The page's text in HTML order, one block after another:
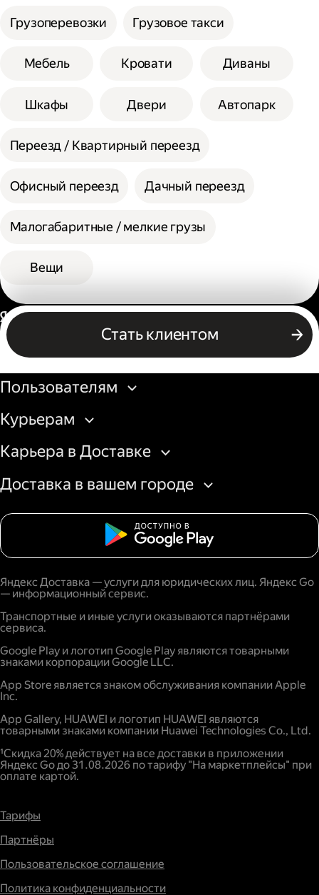
Выберите способ оплаты.
см при выборе помощи одного грузчика, а
допустимая сумма сторон 300 см, а вес
Грузоперевозки Грузовое такси
Мебель Кровати Диваны
Шкафы Двери Автопарк
Переезд / Квартирный переезд
Офисный переезд Дачный переезд
Малогабаритные / мелкие грузы
Вещи
Стать клиентом
Россия
Бизнесу
Пользователям
Курьерам
Карьера в Доставке
Доставка в вашем городе
Яндекс Доставка — услуги для юридических лиц. Яндекс Go
— информационный сервис.
Транспортные и иные услуги оказываются партнёрами
сервиса.
Google Play и логотип Google Play являются товарными
знаками корпорации Google LLC.
App Store является знаком обслуживания компании Apple
Inc.
App Gallery, HUAWEI и логотип HUAWEI являются
товарными знаками компании Huawei Technologies Co., Ltd.
¹Скидка 20% действует на все доставки в приложении
Яндекс Go до 31.08.2026 по тарифу "На маркетплейсы" при
оплате картой.
Тарифы
Партнёры
Пользовательское соглашение
Политика конфиденциальности